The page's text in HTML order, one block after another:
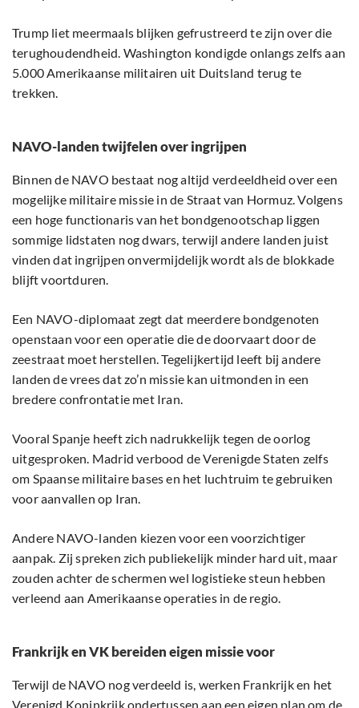
Trump liet meermaals blijken gefrustreerd te zijn over die
terughoudendheid. Washington kondigde onlangs zelfs aan
5.000 Amerikaanse militairen uit Duitsland terug te
trekken.
NAVO-landen twijfelen over ingrijpen
Binnen de NAVO bestaat nog altijd verdeeldheid over een
mogelijke militaire missie in de Straat van Hormuz. Volgens
een hoge functionaris van het bondgenootschap liggen
sommige lidstaten nog dwars, terwijl andere landen juist
vinden dat ingrijpen onvermijdelijk wordt als de blokkade
blijft voortduren.
Een NAVO-diplomaat zegt dat meerdere bondgenoten
openstaan voor een operatie die de doorvaart door de
zeestraat moet herstellen. Tegelijkertijd leeft bij andere
landen de vrees dat zo’n missie kan uitmonden in een
bredere confrontatie met Iran.
Vooral Spanje heeft zich nadrukkelijk tegen de oorlog
uitgesproken. Madrid verbood de Verenigde Staten zelfs
om Spaanse militaire bases en het luchtruim te gebruiken
voor aanvallen op Iran.
Andere NAVO-landen kiezen voor een voorzichtiger
aanpak. Zij spreken zich publiekelijk minder hard uit, maar
zouden achter de schermen wel logistieke steun hebben
verleend aan Amerikaanse operaties in de regio.
Frankrijk en VK bereiden eigen missie voor
Terwijl de NAVO nog verdeeld is, werken Frankrijk en het
Verenigd Koninkrijk ondertussen aan een eigen plan om de